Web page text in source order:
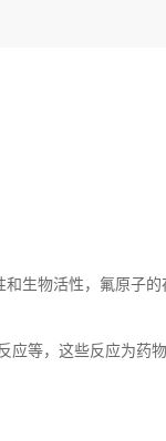
生物活性，氟原子
应等，这些反应为药